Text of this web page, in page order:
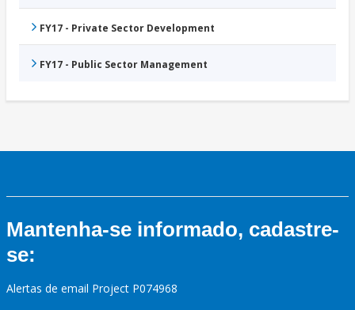
FY17 - Private Sector Development
FY17 - Public Sector Management
Mantenha-se informado, cadastre-
se:
Alertas de email Project P074968